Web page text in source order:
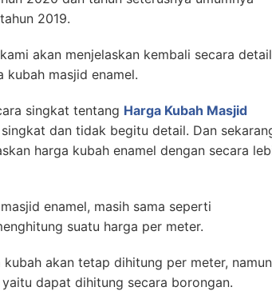
2019.
akan menjelaskan kembali secara detail
kubah masjid enamel.
singkat tentang Harga Kubah Masjid
dan tidak begitu detail. Dan
harga kubah enamel dengan secara
enamel, masih sama seperti
suatu harga per meter.
akan tetap dihitung per meter, namun
dapat dihitung secara borongan.